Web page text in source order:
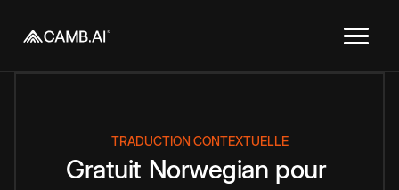
TRADUCTION CONTEXTUELLE
Gratuit Norwegian pour